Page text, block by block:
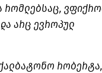
რომლებსაც,
არც ევროპულ
რობერტა,